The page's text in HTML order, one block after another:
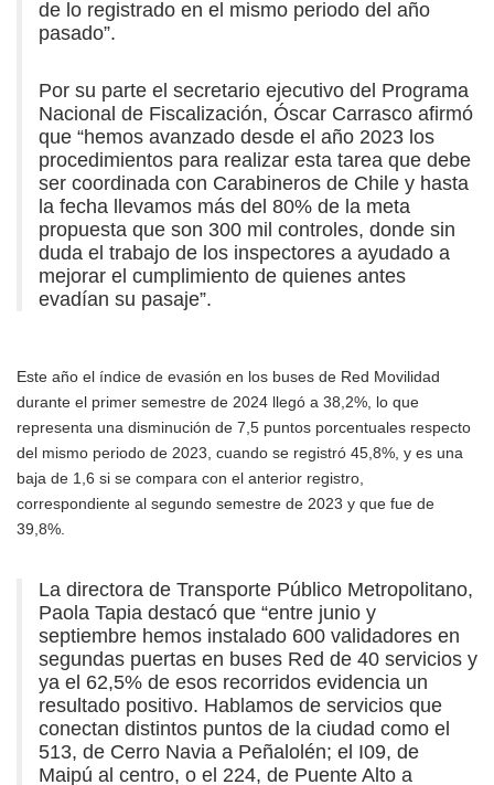
de lo registrado en el mismo periodo del año
pasado”.
Por su parte el secretario ejecutivo del Programa
Nacional de Fiscalización, Óscar Carrasco afirmó
que “hemos avanzado desde el año 2023 los
procedimientos para realizar esta tarea que debe
ser coordinada con Carabineros de Chile y hasta
la fecha llevamos más del 80% de la meta
propuesta que son 300 mil controles, donde sin
duda el trabajo de los inspectores a ayudado a
mejorar el cumplimiento de quienes antes
evadían su pasaje”.
Este año el índice de evasión en los buses de Red Movilidad
durante el primer semestre de 2024 llegó a 38,2%, lo que
representa una disminución de 7,5 puntos porcentuales respecto
del mismo periodo de 2023, cuando se registró 45,8%, y es una
baja de 1,6 si se compara con el anterior registro,
correspondiente al segundo semestre de 2023 y que fue de
39,8%.
La directora de Transporte Público Metropolitano,
Paola Tapia destacó que “entre junio y
septiembre hemos instalado 600 validadores en
segundas puertas en buses Red de 40 servicios y
ya el 62,5% de esos recorridos evidencia un
resultado positivo. Hablamos de servicios que
conectan distintos puntos de la ciudad como el
513, de Cerro Navia a Peñalolén; el I09, de
Maipú al centro, o el 224, de Puente Alto a